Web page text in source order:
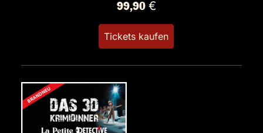
99,90 €
Tickets kaufen